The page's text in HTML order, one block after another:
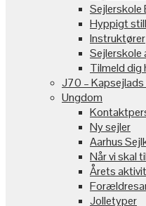
Sejlerskole
Hyppigt
Instruktører
Sejlerskole
Tilmeld dig
J70 –
Ungdom
Ny sejler
Aarhus
Når vi skal
Årets
Jolletyper